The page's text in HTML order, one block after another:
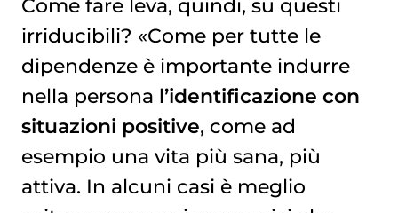
Come fare leva, quindi, su questi
irriducibili? «Come per tutte le
dipendenze è importante indurre
nella persona l’identificazione con
situazioni positive, come ad
esempio una vita più sana, più
attiva. In alcuni casi è meglio